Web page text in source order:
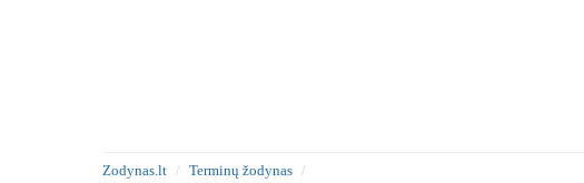
Zodynas.lt
Terminų žodynas